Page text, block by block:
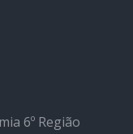
6º Região